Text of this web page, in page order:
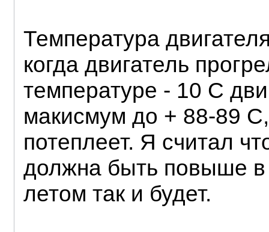
Температура
когда двигатель
температуре - 10 С
макисмум до + 88-89
потеплеет. Я считал
должна быть повыше
летом так и будет.